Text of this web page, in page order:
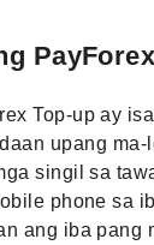
Top-up ay
upang ma-
singil sa
phone sa
ang iba pang